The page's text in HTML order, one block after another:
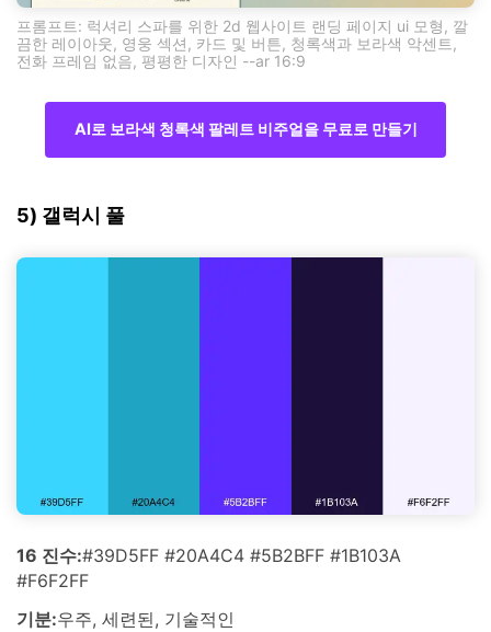
프롬프트: 럭셔리 스파를 위한 2d 웹사이트 랜딩 페이지 ui 모형, 깔
끔한 레이아웃, 영웅 섹션, 카드 및 버튼, 청록색과 보라색 악센트,
전화 프레임 없음, 평평한 디자인 --ar 16:9
AI로 보라색 청록색 팔레트 비주얼을 무료로 만들기
5) 갤럭시 풀
16 진수:#39D5FF #20A4C4 #5B2BFF #1B103A
#F6F2FF
기분:우주, 세련된, 기술적인